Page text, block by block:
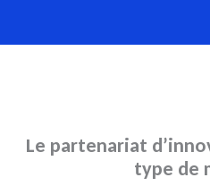
au
Le partenariat
type de